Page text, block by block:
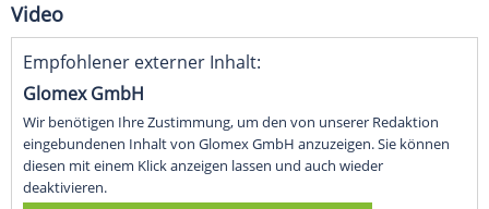
Video
Empfohlener externer Inhalt:
Glomex GmbH
Wir benötigen Ihre Zustimmung, um den von unserer Redaktion
eingebundenen Inhalt von Glomex GmbH anzuzeigen. Sie können
diesen mit einem Klick anzeigen lassen und auch wieder
deaktivieren.